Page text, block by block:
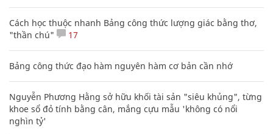
Cách học thuộc nhanh Bảng công thức lượng giác bằng thơ,
"thần chú"
17
Bảng công thức đạo hàm nguyên hàm cơ bản cần nhớ
Nguyễn Phương Hằng sở hữu khối tài sản "siêu khủng", từng
khoe sổ đỏ tính bằng cân, mắng cựu mẫu 'không có nổi
nghìn tỷ'